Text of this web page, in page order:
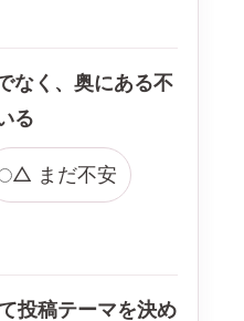
なく、奥にある不
る
△ まだ不安
投稿テーマを決め